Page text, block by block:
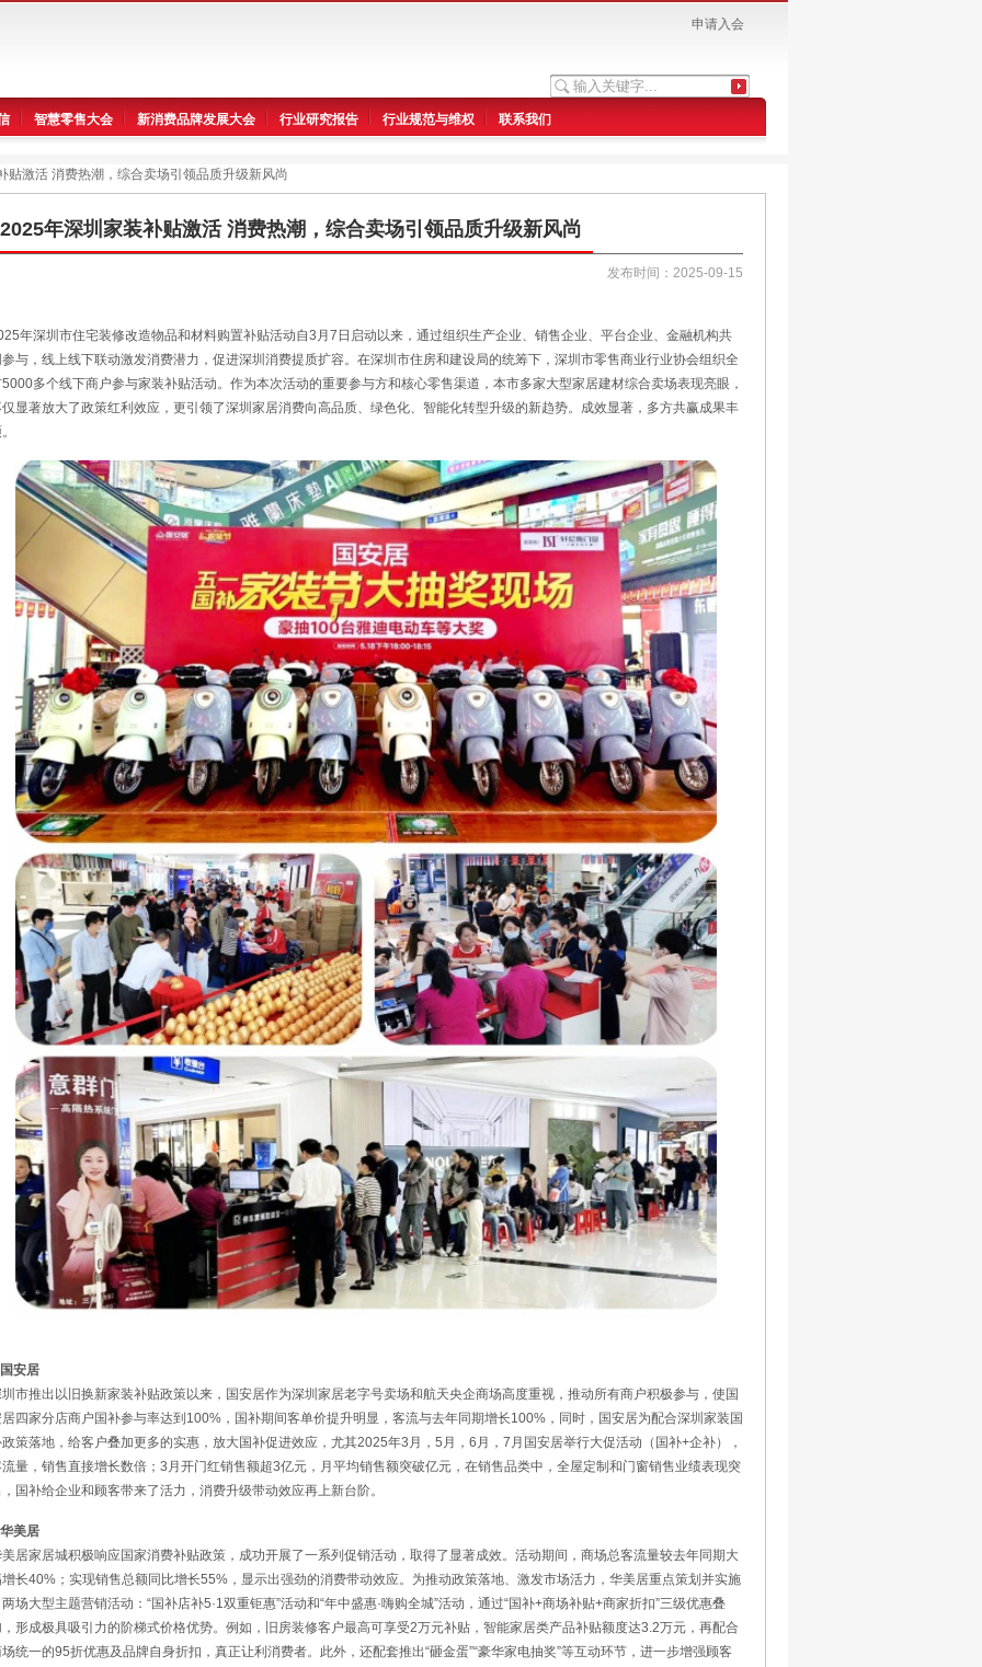
申请入会
智慧零售大会 新消费品牌发展大会 行业研究报告 行业规范与维权 联系我们
贴激活 消费热潮，综合卖场引领品质升级新风尚
2025年深圳家装补贴激活 消费热潮，综合卖场引领品质升级新风尚
发布时间：2025-09-15
年深圳市住宅装修改造物品和材料购置补贴活动自3月7日启动以来，通过组织生产企业、销售企业、平台企业、金融机构共
与，线上线下联动激发消费潜力，促进深圳消费提质扩容。在深圳市住房和建设局的统筹下，深圳市零售商业行业协会组织全
多个线下商户参与家装补贴活动。作为本次活动的重要参与方和核心零售渠道，本市多家大型家居建材综合卖场表现亮眼，
显著放大了政策红利效应，更引领了深圳家居消费向高品质、绿色化、智能化转型升级的新趋势。成效显著，多方共赢成果丰
安居
市推出以旧换新家装补贴政策以来，国安居作为深圳家居老字号卖场和航天央企商场高度重视，推动所有商户积极参与，使国
四家分店商户国补参与率达到100%，国补期间客单价提升明显，客流与去年同期增长100%，同时，国安居为配合深圳家装国
策落地，给客户叠加更多的实惠，放大国补促进效应，尤其2025年3月，5月，6月，7月国安居举行大促活动（国补+企补），
量，销售直接增长数倍；3月开门红销售额超3亿元，月平均销售额突破亿元，在销售品类中，全屋定制和门窗销售业绩表现突
国补给企业和顾客带来了活力，消费升级带动效应再上新台阶。
美居
居家居城积极响应国家消费补贴政策，成功开展了一系列促销活动，取得了显著成效。活动期间，商场总客流量较去年同期大
长40%；实现销售总额同比增长55%，显示出强劲的消费带动效应。为推动政策落地、激发市场活力，华美居重点策划并实施
场大型主题营销活动：“国补店补5·1双重钜惠”活动和“年中盛惠·嗨购全城”活动，通过“国补+商场补贴+商家折扣”三级优惠叠
形成极具吸引力的阶梯式价格优势。例如，旧房装修客户最高可享受2万元补贴，智能家居类产品补贴额度达3.2万元，再配合
统一的95折优惠及品牌自身折扣，真正让利消费者。此外，还配套推出“砸金蛋”“豪华家电抽奖”等互动环节，进一步增强顾客